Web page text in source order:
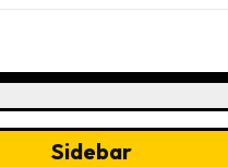
Sidebar